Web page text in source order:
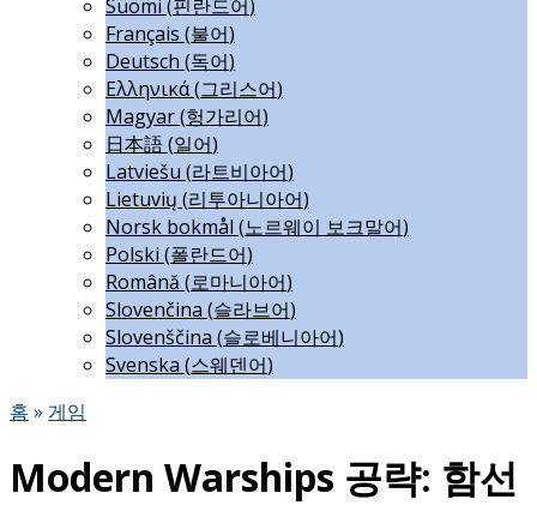
Suomi (핀란드어)
Français (불어)
Deutsch (독어)
Ελληνικά(그리스어)
Magyar(헝가리어)
日本語(일어)
Latviešu (라트비아어)
Lietuvių (리투아니아어)
Norsk bokmål (노르웨이 보크말어)
Polski (폴란드어)
Română (로마니아어)
Slovenčina (슬라브어)
Slovenščina (슬로베니아어)
Svenska (스웨덴어)
홈 » 게임
Modern Warships 공략: 함선